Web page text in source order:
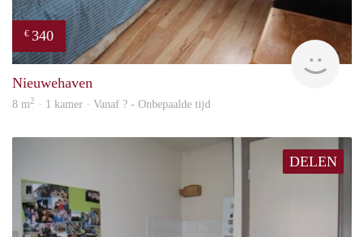
€ 340
Nieuwehaven
8 m2 · 1 kamer · Vanaf ? - Onbepaalde tijd
DELEN